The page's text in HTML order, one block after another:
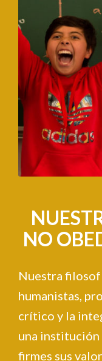
NO
Nuestra
humanistas,
crítico y la
una institución
firmes sus